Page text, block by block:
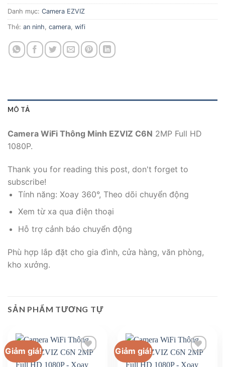
Danh mục: Camera EZVIZ
Thẻ: an ninh camera wifi
MÔ TẢ
Camera WiFi Thông Minh EZVIZ C6N 2MP Full HD
1080P.
Thank you for reading this post, don't forget to
subscribe!
Tính năng: Xoay 360°, Theo dõi chuyển động
Xem từ xa qua điện thoại
Hỗ trợ cảnh báo chuyển động
Phù hợp lắp đặt cho gia đình, cửa hàng, văn phòng,
kho xưởng.
SẢN PHẨM TƯƠNG TỰ
Giảm giá! Giảm giá!